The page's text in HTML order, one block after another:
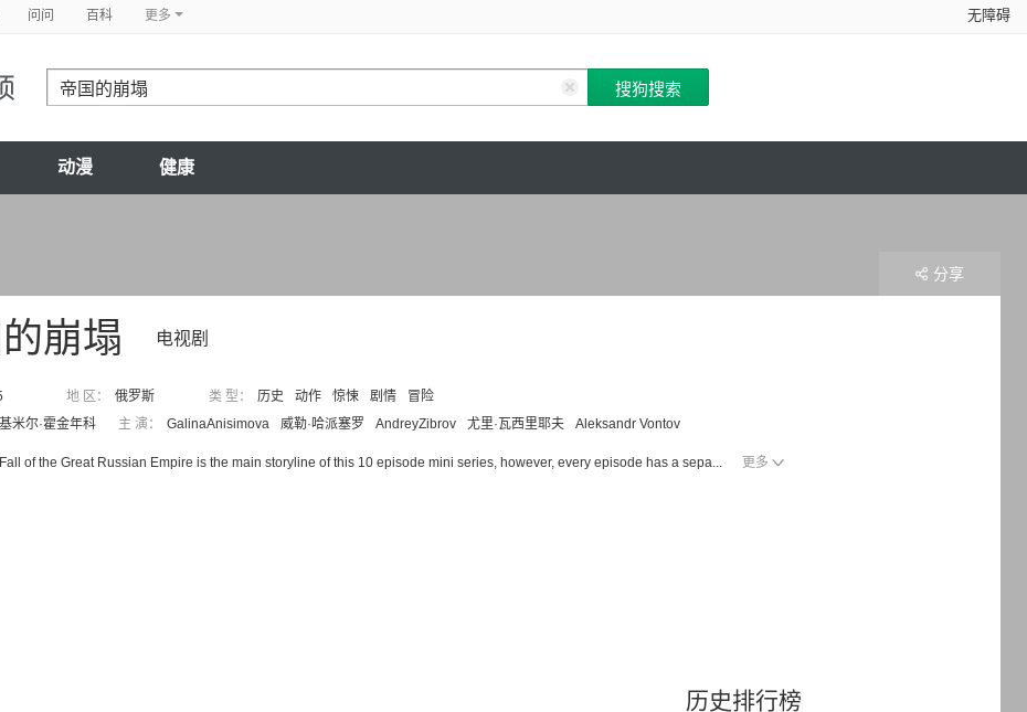
问问 百科 更多 无障碍
动漫 健康
电视剧
崩塌
地 区： 俄罗斯 类 型： 历史 动作 惊悚 剧情
冒险
米尔·霍金年科 主 演： GalinaAnisimova 威勒·哈派塞罗 AndreyZibrov 尤里·瓦西里耶夫 Aleksandr Vontov
of the Great Russian Empire is the main storyline of this 10 episode mini series, however, every episode has a sepa... 更多
分享
历史排行榜